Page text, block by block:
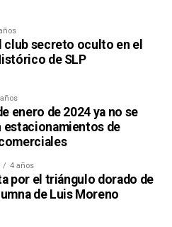
club secreto oculto en el
de SLP
enero de 2024 ya no se
estacionamientos de
4 años
por el triángulo dorado de
de Luis Moreno